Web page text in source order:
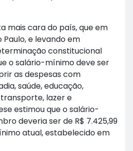
mais cara do país, que em
Paulo, e levando em
constitucional
o salário-mínimo deve ser
as despesas com
saúde, educação,
lazer e
estimou que o salário-
deveria ser de R$ 7.425,99
atual, estabelecido em